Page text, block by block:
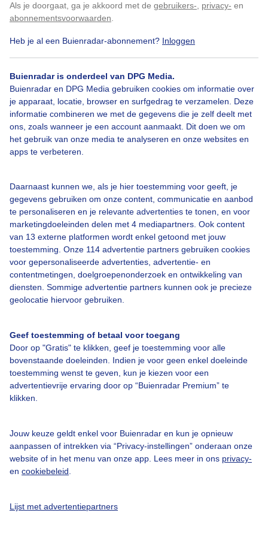
Als je doorgaat, ga je akkoord met de gebruikers- privacy- en
abonnementsvoorwaarden
Heb je al een Buienradar-abonnement? Inloggen
Buienradar is onderdeel van DPG Media.
Buienradar en DPG Media gebruiken cookies om informatie over
je apparaat, locatie, browser en surfgedrag te verzamelen. Deze
informatie combineren we met de gegevens die je zelf deelt met
ons, zoals wanneer je een account aanmaakt. Dit doen we om
het gebruik van onze media te analyseren en onze websites en
apps te verbeteren.
Daarnaast kunnen we, als je hier toestemming voor geeft, je
gegevens gebruiken om onze content, communicatie en aanbod
te personaliseren en je relevante advertenties te tonen, en voor
marketingdoeleinden delen met 4 mediapartners. Ook content
van 13 externe platformen wordt enkel getoond met jouw
toestemming. Onze 114 advertentie partners gebruiken cookies
voor gepersonaliseerde advertenties, advertentie- en
contentmetingen, doelgroepenonderzoek en ontwikkeling van
diensten. Sommige advertentie partners kunnen ook je precieze
geolocatie hiervoor gebruiken.
Geef toestemming of betaal voor toegang
Door op "Gratis" te klikken, geef je toestemming voor alle
bovenstaande doeleinden. Indien je voor geen enkel doeleinde
toestemming wenst te geven, kun je kiezen voor een
advertentievrije ervaring door op “Buienradar Premium” te
klikken.
Jouw keuze geldt enkel voor Buienradar en kun je opnieuw
aanpassen of intrekken via “Privacy-instellingen” onderaan onze
website of in het menu van onze app. Lees meer in ons privacy-
en cookiebeleid
Lijst met advertentiepartners
Bewolking Wolken
Bekijk slideshow
Over Buienradar
Bedrijfsgegevens
Contact
Toegankelijkheid
Gebruikersvoorwaarden
Adverteren
Privacy beleid
Cookie beleid
Klik hierom dit aan te passen